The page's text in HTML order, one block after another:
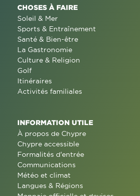
CHOSES À FAIRE
Soleil & Mer
Sports & Entraînement
Santé & Bien-être
La Gastronomie
Culture & Religion
Golf
Itinéraires
Activités familiales
INFORMATION UTILE
À propos de Chypre
Chypre accessible
Formalités d'entrée
Communications
Météo et climat
Langues & Régions